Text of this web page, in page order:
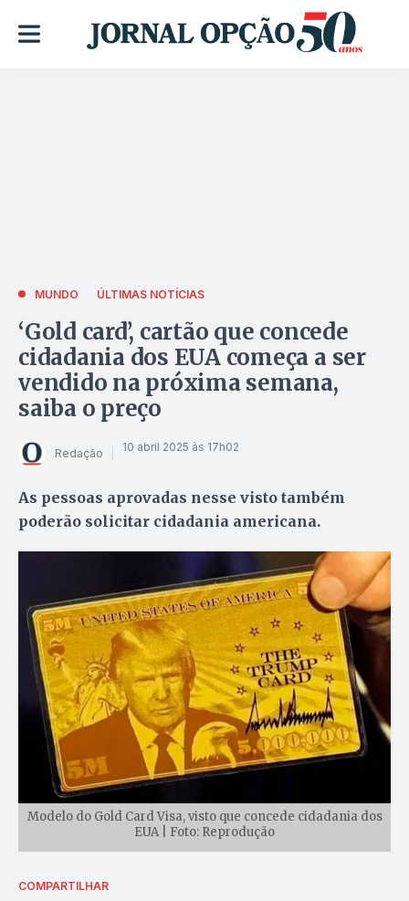
MUNDO ÚLTIMAS NOTÍCIAS
‘Gold card’, cartão que concede
cidadania dos EUA começa a ser
vendido na próxima semana,
saiba o preço
Redação 10 abril 2025 às 17h02
As pessoas aprovadas nesse visto também
poderão solicitar cidadania americana.
Modelo do Gold Card Visa, visto que concede cidadania dos
EUA | Foto: Reprodução
COMPARTILHAR